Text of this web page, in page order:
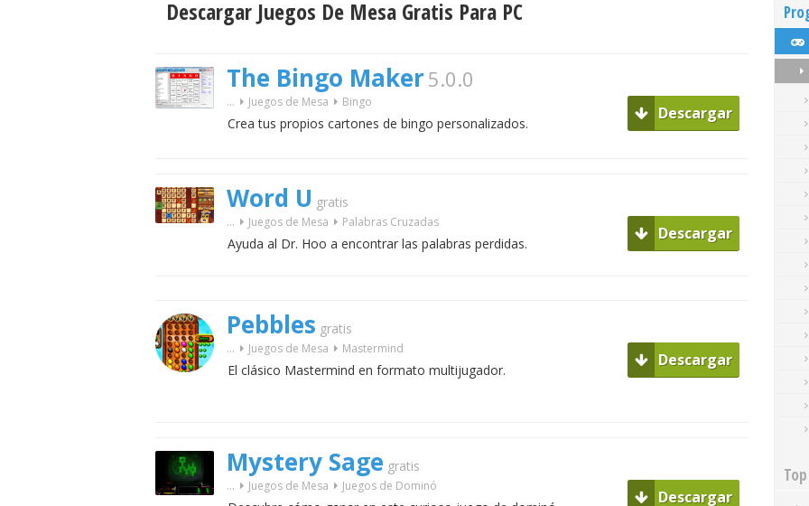
Descargar Juegos De Mesa Gratis Para PC
The Bingo Maker5.0.0
... Juegos de Mesa Bingo
Crea tus propios cartones de bingo personalizados.
Descargar
Word U gratis
... Juegos de Mesa Palabras Cruzadas
Ayuda al Dr. Hoo a encontrar las palabras perdidas.
Descargar
Pebbles gratis
... Juegos de Mesa Mastermind
El clásico Mastermind en formato multijugador.
Descargar
Mystery Sage gratis
... Juegos de Mesa Juegos de Dominó
Descargar